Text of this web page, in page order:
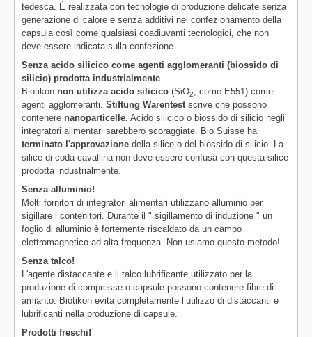
tedesca. È realizzata con tecnologie di produzione delicate senza
generazione di calore e senza additivi nel confezionamento della
capsula così come qualsiasi coadiuvanti tecnologici, che non
deve essere indicata sulla confezione.
Senza acido silicico come agenti agglomeranti (biossido di
silicio) prodotta industrialmente
Biotikon non utilizza acido silicico (SiO2, come E551) come
agenti agglomeranti. Stiftung Warentestscrive che possono
contenere nanoparticelle. Acido silicico o biossido di silicio negli
integratori alimentari sarebbero scoraggiate. Bio Suisse ha
terminato l'approvazione della silice o del biossido di silicio. La
silice di coda cavallina non deve essere confusa con questa silice
prodotta industrialmente.
Senza alluminio!
Molti fornitori di integratori alimentari utilizzano alluminio per
sigillare i contenitori. Durante il " sigillamento di induzione " un
foglio di alluminio è fortemente riscaldato da un campo
elettromagnetico ad alta frequenza. Non usiamo questo metodo!
Senza talco!
L'agente distaccante e il talco lubrificante utilizzato per la
produzione di compresse o capsule possono contenere fibre di
amianto. Biotikon evita completamente l’utilizzo di distaccanti e
lubrificanti nella produzione di capsule.
Prodotti freschi!